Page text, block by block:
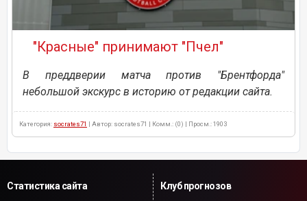
"Красные" принимают "Пчел"
В преддверии матча против "Брентфорда"
небольшой экскурс в историю от редакции сайта.
Категория: socrates71 | Автор: socrates71 | Комм.: (0) | Просм.: 1903
Статистика сайта
Клуб прогнозов